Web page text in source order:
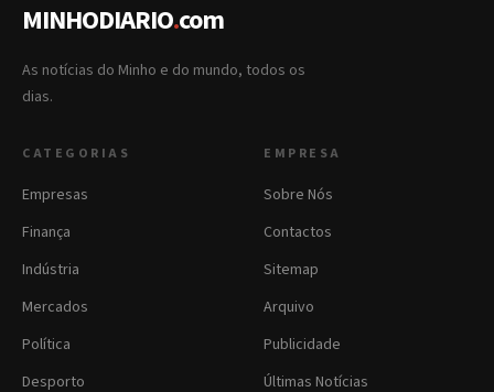
MINHODIARIO.com
As notícias do Minho e do mundo, todos os
dias.
CATEGORIAS
Empresas
Finança
Indústria
Mercados
Política
Desporto
EMPRESA
Sobre Nós
Contactos
Sitemap
Arquivo
Publicidade
Últimas Notícias